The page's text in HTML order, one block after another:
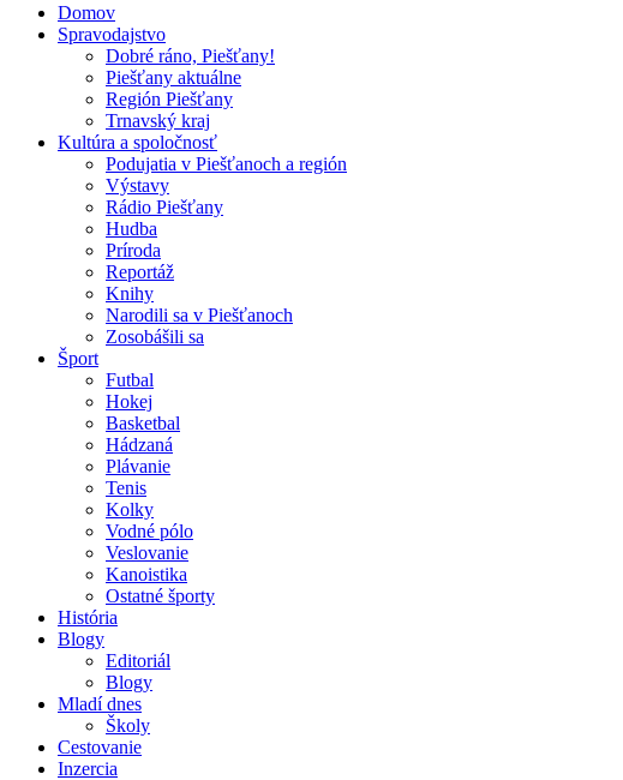
Domov
Spravodajstvo
Dobré ráno, Piešťany!
Piešťany aktuálne
Región Piešťany
Trnavský kraj
Kultúra a spoločnosť
Podujatia v Piešťanoch a región
Výstavy
Rádio Piešťany
Hudba
Príroda
Reportáž
Knihy
Narodili sa v Piešťanoch
Zosobášili sa
Šport
Futbal
Hokej
Basketbal
Hádzaná
Plávanie
Tenis
Kolky
Vodné pólo
Veslovanie
Kanoistika
Ostatné športy
História
Blogy
Editoriál
Blogy
Mladí dnes
Školy
Cestovanie
Inzercia